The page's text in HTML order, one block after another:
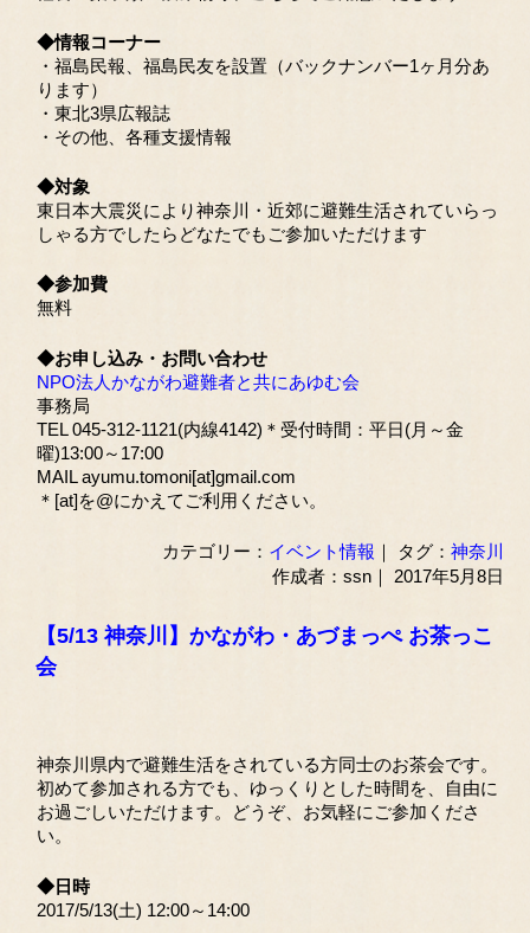
◆情報コーナー
・福島民報、福島民友を設置（バックナンバー1ヶ月分あ
ります）
・東北3県広報誌
・その他、各種支援情報
◆対象
東日本大震災により神奈川・近郊に避難生活されていらっ
しゃる方でしたらどなたでもご参加いただけます
◆参加費
無料
◆お申し込み・お問い合わせ
NPO法人かながわ避難者と共にあゆむ会
事務局
TEL 045-312-1121(内線4142)＊受付時間：平日(月～金
曜)13:00～17:00
MAIL ayumu.tomoni[at]gmail.com
＊[at]を@にかえてご利用ください。
カテゴリー： イベント情報 ｜ タグ：神奈川
作成者：ssn｜ 2017年5月8日
【5/13 神奈川】かながわ・あづまっぺ お茶っこ
会
神奈川県内で避難生活をされている方同士のお茶会です。
初めて参加される方でも、ゆっくりとした時間を、自由に
お過ごしいただけます。どうぞ、お気軽にご参加くださ
い。
◆日時
2017/5/13(土) 12:00～14:00